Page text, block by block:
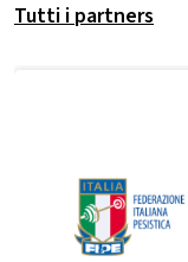
Tutti i partners